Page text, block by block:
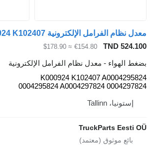
TND
€154.80
≈ $178.90
- معدل نظام الفرامل الإلكترونية
K000924 K102407
0004295824 A0004297824
مازوت
TruckParts